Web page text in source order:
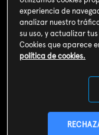
Sinopsis
Los agentes
Nolan intenta
experiencia de
analizar nuestro
su uso, y actualizar
Cookies que aparece
política de cookies.